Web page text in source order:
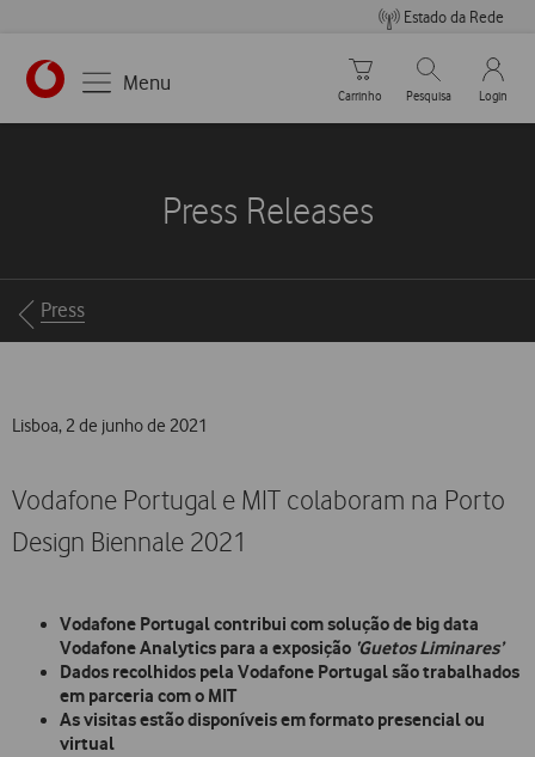
Estado da Rede
https://www.vodafone.pt
Menu
Carrinho de compras
Carrinho
Pesquisar
Pesquisa
My
Login
Press Releases
Breadcrumbs
Press
Lisboa, 2 de junho de 2021
Vodafone Portugal e MIT colaboram na Porto
Design Biennale 2021
Vodafone Portugal contribui com solução de big data
Vodafone Analytics para a exposição ‘Guetos Liminares’
Dados recolhidos pela Vodafone Portugal são trabalhados
em parceria com o MIT
As visitas estão disponíveis em formato presencial ou
virtual